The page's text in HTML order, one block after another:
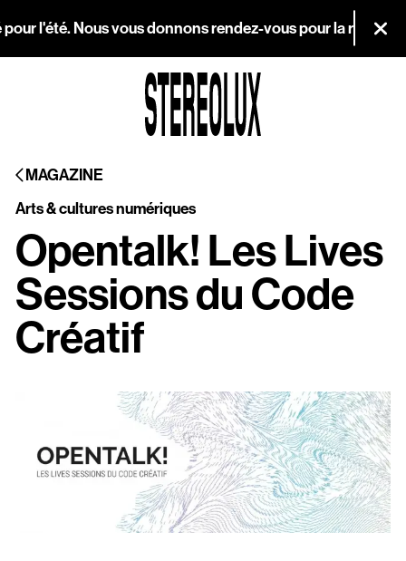
l'été. Nous vous donnons rendez-vous pour la
MAGAZINE
Arts & cultures numériques
Opentalk! Les Lives
Sessions du Code
Créatif
Agenda
Magazine
Stereolux
Arts & cultures
numériques
Infos pratiques
Scopitone
Accessibilité
Prévention des violences et signalement